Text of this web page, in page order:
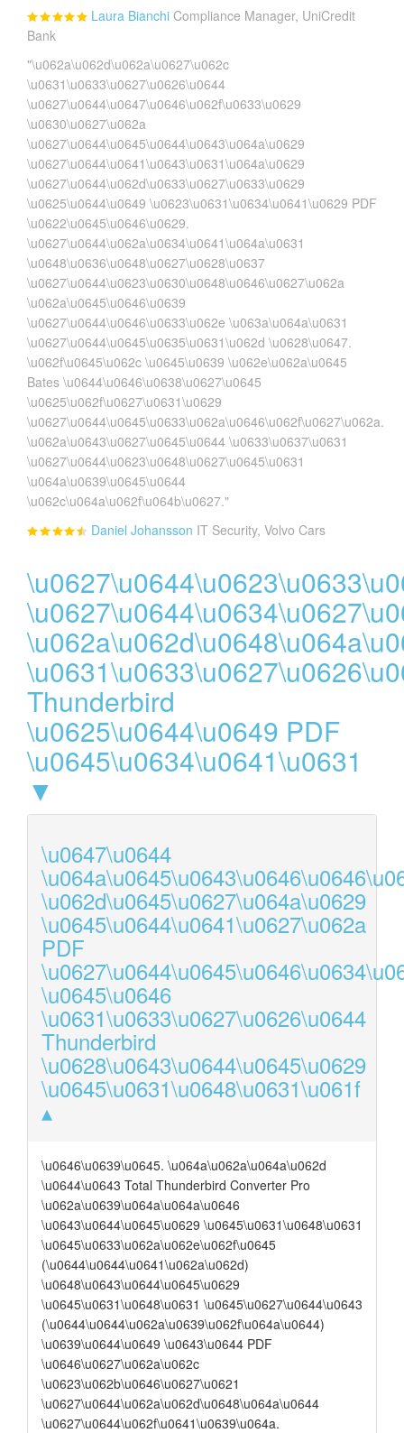
Laura Bianchi Compliance Manager, UniCredit
Bank
"\u062a\u062d\u062a\u0627\u062c
\u0631\u0633\u0627\u0626\u0644
\u0627\u0644\u0647\u0646\u062f\u0633\u0629
\u0630\u0627\u062a
\u0627\u0644\u0645\u0644\u0643\u064a\u0629
\u0627\u0644\u0641\u0643\u0631\u064a\u0629
\u0627\u0644\u062d\u0633\u0627\u0633\u0629
\u0625\u0644\u0649 \u0623\u0631\u0634\u0641\u0629 PDF
\u0622\u0645\u0646\u0629.
\u0627\u0644\u062a\u0634\u0641\u064a\u0631
\u0648\u0636\u0648\u0627\u0628\u0637
\u0627\u0644\u0623\u0630\u0648\u0646\u0627\u062a
\u062a\u0645\u0646\u0639
\u0627\u0644\u0646\u0633\u062e \u063a\u064a\u0631
\u0627\u0644\u0645\u0635\u0631\u062d \u0628\u0647.
\u062f\u0645\u062c \u0645\u0639 \u062e\u062a\u0645
Bates \u0644\u0646\u0638\u0627\u0645
\u0625\u062f\u0627\u0631\u0629
\u0627\u0644\u0645\u0633\u062a\u0646\u062f\u0627\u062a.
\u062a\u0643\u0627\u0645\u0644 \u0633\u0637\u0631
\u0627\u0644\u0623\u0648\u0627\u0645\u0631
\u064a\u0639\u0645\u0644
\u062c\u064a\u062f\u064b\u0627."
Daniel Johansson IT Security, Volvo Cars
Thunderbird
\u0625\u0644\u0649 PDF
\u0645\u0634\u0641\u0631
▼
\u0647\u0644
\u062d\u0645\u0627\u064a\u0629
\u0645\u0644\u0641\u0627\u062a
PDF
\u0645\u0646
\u0631\u0633\u0627\u0626\u0644
Thunderbird
\u0628\u0643\u0644\u0645\u0629
\u0645\u0631\u0648\u0631\u061f
\u0646\u0639\u0645. \u064a\u062a\u064a\u062d
\u0644\u0643 Total Thunderbird Converter Pro
\u062a\u0639\u064a\u064a\u0646
\u0643\u0644\u0645\u0629 \u0645\u0631\u0648\u0631
\u0645\u0633\u062a\u062e\u062f\u0645
(\u0644\u0644\u0641\u062a\u062d)
\u0648\u0643\u0644\u0645\u0629
\u0645\u0631\u0648\u0631 \u0645\u0627\u0644\u0643
(\u0644\u0644\u062a\u0639\u062f\u064a\u0644)
\u0639\u0644\u0649 \u0643\u0644 PDF
\u0646\u0627\u062a\u062c
\u0623\u062b\u0646\u0627\u0621
\u0627\u0644\u062a\u062d\u0648\u064a\u0644
\u0627\u0644\u062f\u0641\u0639\u064a.